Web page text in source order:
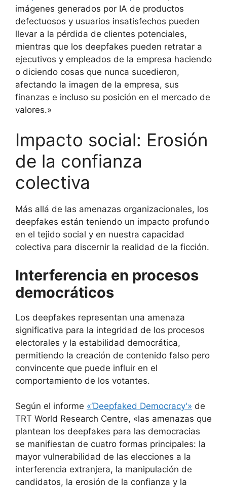
imágenes generados por IA de productos
defectuosos y usuarios insatisfechos pueden
llevar a la pérdida de clientes potenciales,
mientras que los deepfakes pueden retratar a
ejecutivos y empleados de la empresa haciendo
o diciendo cosas que nunca sucedieron,
afectando la imagen de la empresa, sus
finanzas e incluso su posición en el mercado de
valores.»
Impacto social: Erosión
de la confianza
colectiva
Más allá de las amenazas organizacionales, los
deepfakes están teniendo un impacto profundo
en el tejido social y en nuestra capacidad
colectiva para discernir la realidad de la ficción.
Interferencia en procesos
democráticos
Los deepfakes representan una amenaza
significativa para la integridad de los procesos
electorales y la estabilidad democrática,
permitiendo la creación de contenido falso pero
convincente que puede influir en el
comportamiento de los votantes.
Según el informe «‘Deepfaked Democracy'» de
TRT World Research Centre, «las amenazas que
plantean los deepfakes para las democracias
se manifiestan de cuatro formas principales: la
mayor vulnerabilidad de las elecciones a la
interferencia extranjera, la manipulación de
candidatos, la erosión de la confianza y la